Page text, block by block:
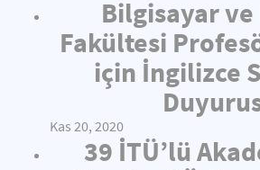
Bilgisayar
Fakültesi
için İngilizce
Kas 20, 2020
39 İTÜ’lü